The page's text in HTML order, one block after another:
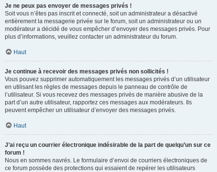
Je ne peux pas envoyer de messages privés !
Soit vous n’êtes pas inscrit et connecté, soit un administrateur a désactivé
entièrement la messagerie privée sur le forum, soit un administrateur ou un
modérateur a décidé de vous empêcher d’envoyer des messages privés. Pour
plus d’informations, veuillez contacter un administrateur du forum.
Haut
Je continue à recevoir des messages privés non sollicités !
Vous pouvez supprimer automatiquement les messages privés d’un utilisateur
en utilisant les règles de messages depuis le panneau de contrôle de
l’utilisateur. Si vous recevez des messages privés de manière abusive de la
part d’un autre utilisateur, rapportez ces messages aux modérateurs. Ils
peuvent empêcher un utilisateur d’envoyer des messages privés.
Haut
J’ai reçu un courrier électronique indésirable de la part de quelqu’un sur ce
forum !
Nous en sommes navrés. Le formulaire d’envoi de courriers électroniques de
ce forum possède des protections qui essaient de repérer les utilisateurs